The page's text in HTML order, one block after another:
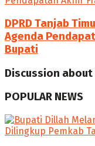
DPRD Tanjab
Agenda
Bupati
Discussion
POPULAR NEWS